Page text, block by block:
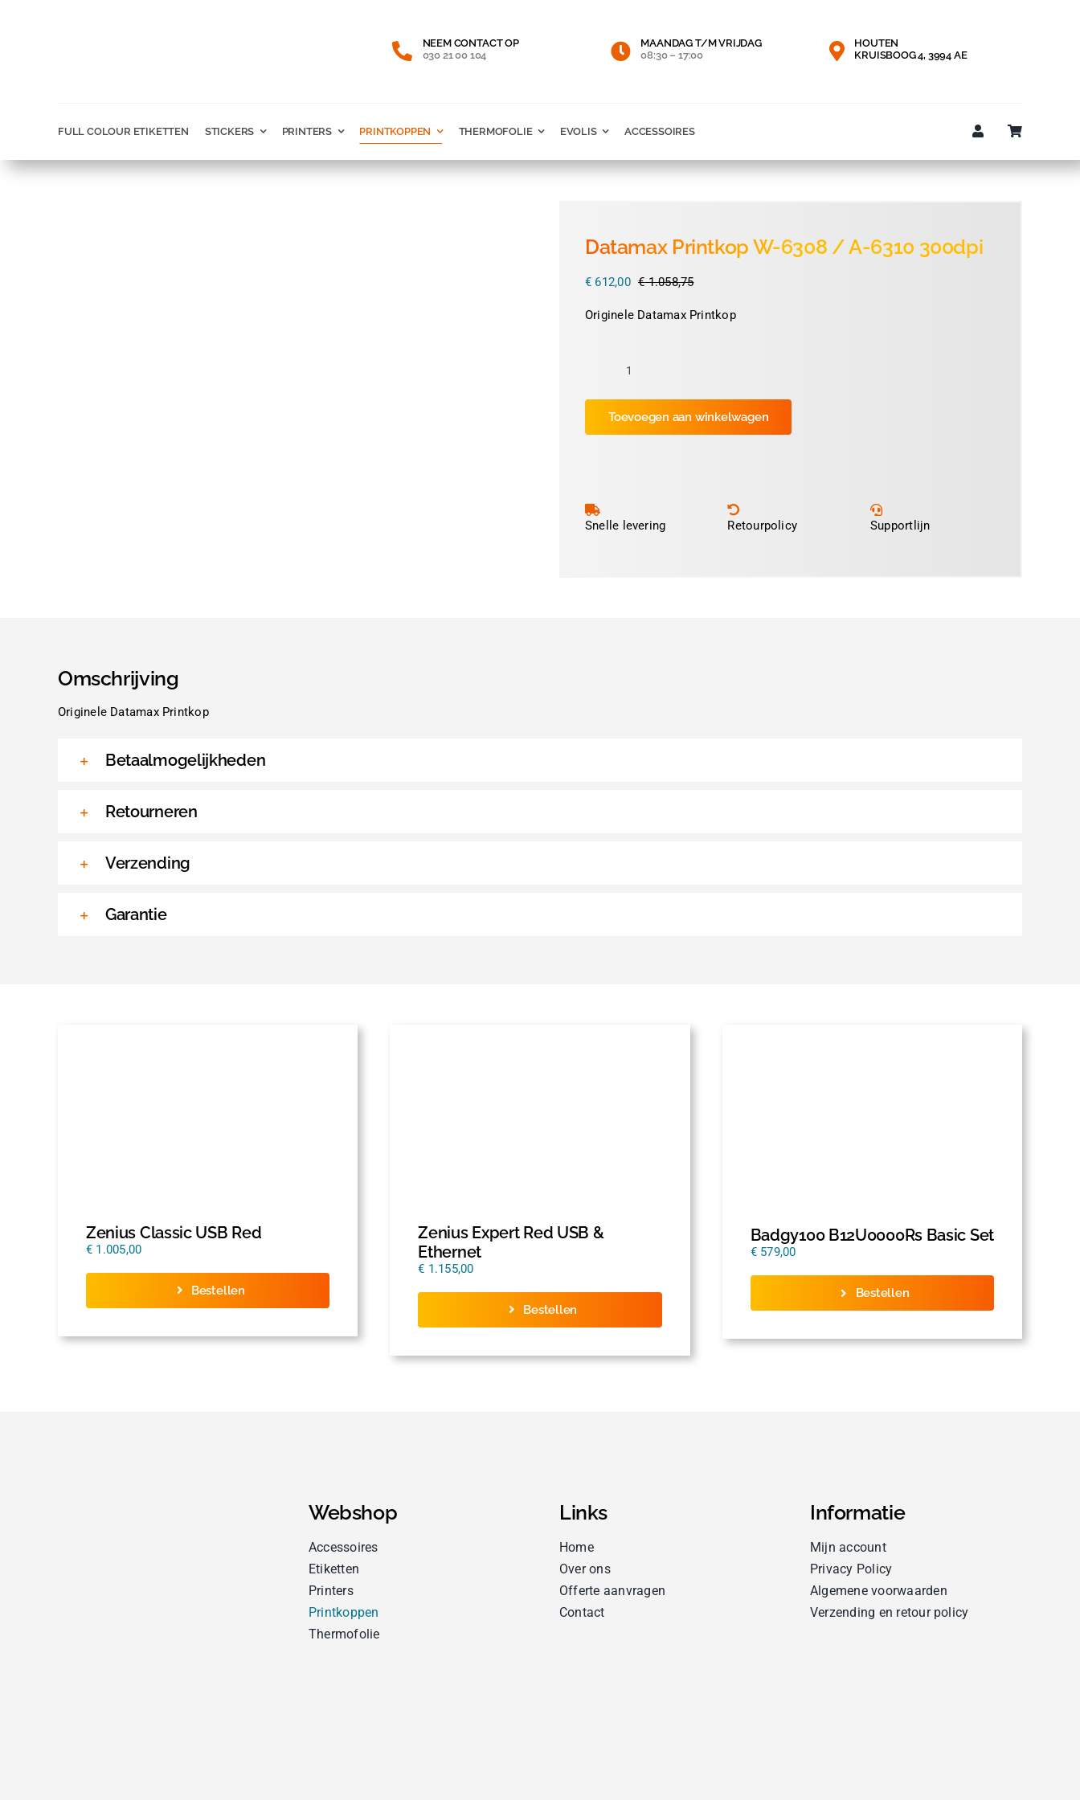
NEEM CONTACT OP
030 21 00 104
MAANDAG T/M VRIJDAG
08:30 – 17:00
HOUTEN
KRUISBOOG 4, 3994 AE
FULL COLOUR ETIKETTEN STICKERS PRINTERS PRINTKOPPEN THERMOFOLIE EVOLIS ACCESSOIRES
Datamax Printkop W-6308 / A-6310 300dpi
€1.058,75Oorspronkelijke
was:
€ 612,00
Huidige
is:
Originele Datamax Printkop
Datamax
Printkop
W-
6308
300dpi
Toevoegen aan winkelwagen
Snelle levering Retourpolicy Supportlijn
Omschrijving
Originele Datamax Printkop
Betaalmogelijkheden
Retourneren
Verzending
Garantie
Zenius Classic USB Red
€ 1.005,00
Bestellen
Zenius Expert Red USB &
Ethernet
€ 1.155,00
Bestellen
Badgy100 B12U0000Rs Basic Set
€579,00
Bestellen
Webshop
Accessoires
Etiketten
Printers
Printkoppen
Thermofolie
Links
Home
Over ons
Offerte aanvragen
Contact
Informatie
Mijn account
Privacy Policy
Algemene voorwaarden
Verzending en retour policy